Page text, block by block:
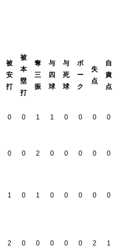
被
安
打
被
本
塁
打
奪
三
振
与
四
球
与
死
球
ボ
ー
ク
失
点
自
責
点
0 0 1 1 0 0 0 0
0 0 2 0 0 0 0 0
1 0 1 0 0 0 0 0
2 0 0 0 0 0 2 1